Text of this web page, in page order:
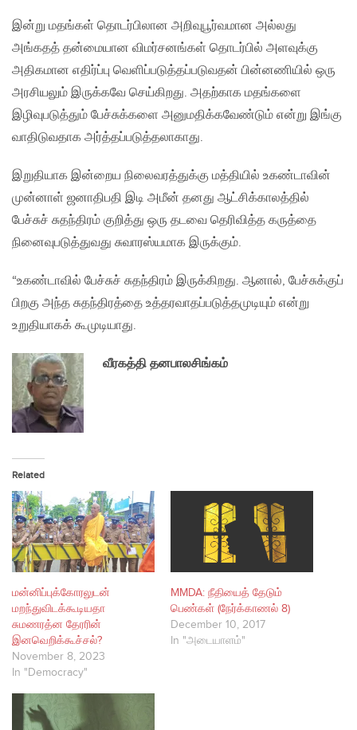
இன்று மதங்கள் தொடர்பிலான அறிவுபூர்வமான அல்லது
அங்கதத் தன்மையான விமர்சனங்கள் தொடர்பில் அளவுக்கு
அதிகமான எதிர்ப்பு வெளிப்படுத்தப்படுவதன் பின்னணியில் ஒரு
அரசியலும் இருக்கவே செய்கிறது. அதற்காக மதங்களை
இழிவுபடுத்தும் பேச்சுக்களை அனுமதிக்கவேண்டும் என்று இங்கு
வாதிடுவதாக அர்த்தப்படுத்தலாகாது.
இறுதியாக இன்றைய நிலைவரத்துக்கு மத்தியில் உகண்டாவின்
முன்னாள் ஜனாதிபதி இடி அமீன் தனது ஆட்சிக்காலத்தில்
பேச்சுச் சுதந்திரம் குறித்து ஒரு தடவை தெரிவித்த கருத்தை
நினைவுபடுத்துவது சுவாரஸ்யமாக இருக்கும்.
“உகண்டாவில் பேச்சுச் சுதந்திரம் இருக்கிறது. ஆனால், பேச்சுக்குப்
பிறகு அந்த சுதந்திரத்தை உத்தரவாதப்படுத்தமுடியும் என்று
உறுதியாகக் கூமுடியாது.
வீரகத்தி தனபாலசிங்கம்
Related
மன்னிப்புக்கோரலுடன்
மறந்துவிடக்கூடியதா
சுமணரத்ன தேரரின்
இனவெறிக்கூச்சல்?
November 8, 2023
In "Democracy"
MMDA: நீதியைத் தேடும்
பெண்கள் (நேர்க்காணல் 8)
December 10, 2017
In "அடையாளம்"